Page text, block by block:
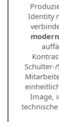
Identity
Image,